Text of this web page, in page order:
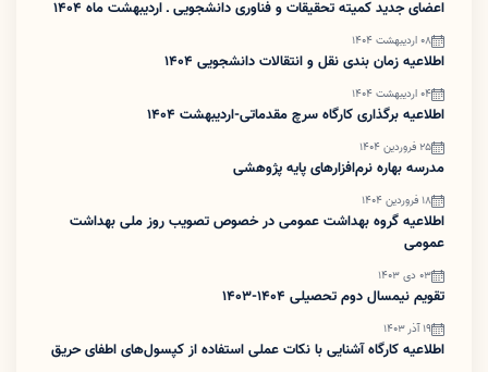
اعضای جدید کمیته تحقیقات و فناوری دانشجویی ـ اردیبهشت ماه 1404
08 اردیبهشت 1404
اطلاعیه زمان بندی نقل و انتقالات دانشجویی 1404
04 اردیبهشت 1404
اطلاعیه برگذاری کارگاه سرچ مقدماتی-اردیبهشت 1404
25 فروردین 1404
مدرسه بهاره نرم‌افزارهای پایه پژوهشی
18 فروردین 1404
اطلاعیه گروه بهداشت عمومی در خصوص تصویب روز ملی بهداشت
عمومی
03 دی 1403
تقویم نیمسال دوم تحصیلی 1404-1403
19 آذر 1403
اطلاعیه کارگاه آشنایی با نکات عملی استفاده از کپسول‌های اطفای حریق